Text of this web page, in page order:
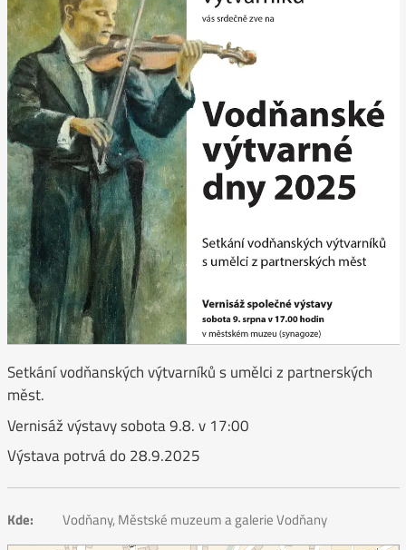
Setkání vodňanských výtvarníků s umělci z partnerských
měst.
Vernisáž výstavy sobota 9.8. v 17:00
Výstava potrvá do 28.9.2025
Kde: Vodňany, Městské muzeum a galerie Vodňany